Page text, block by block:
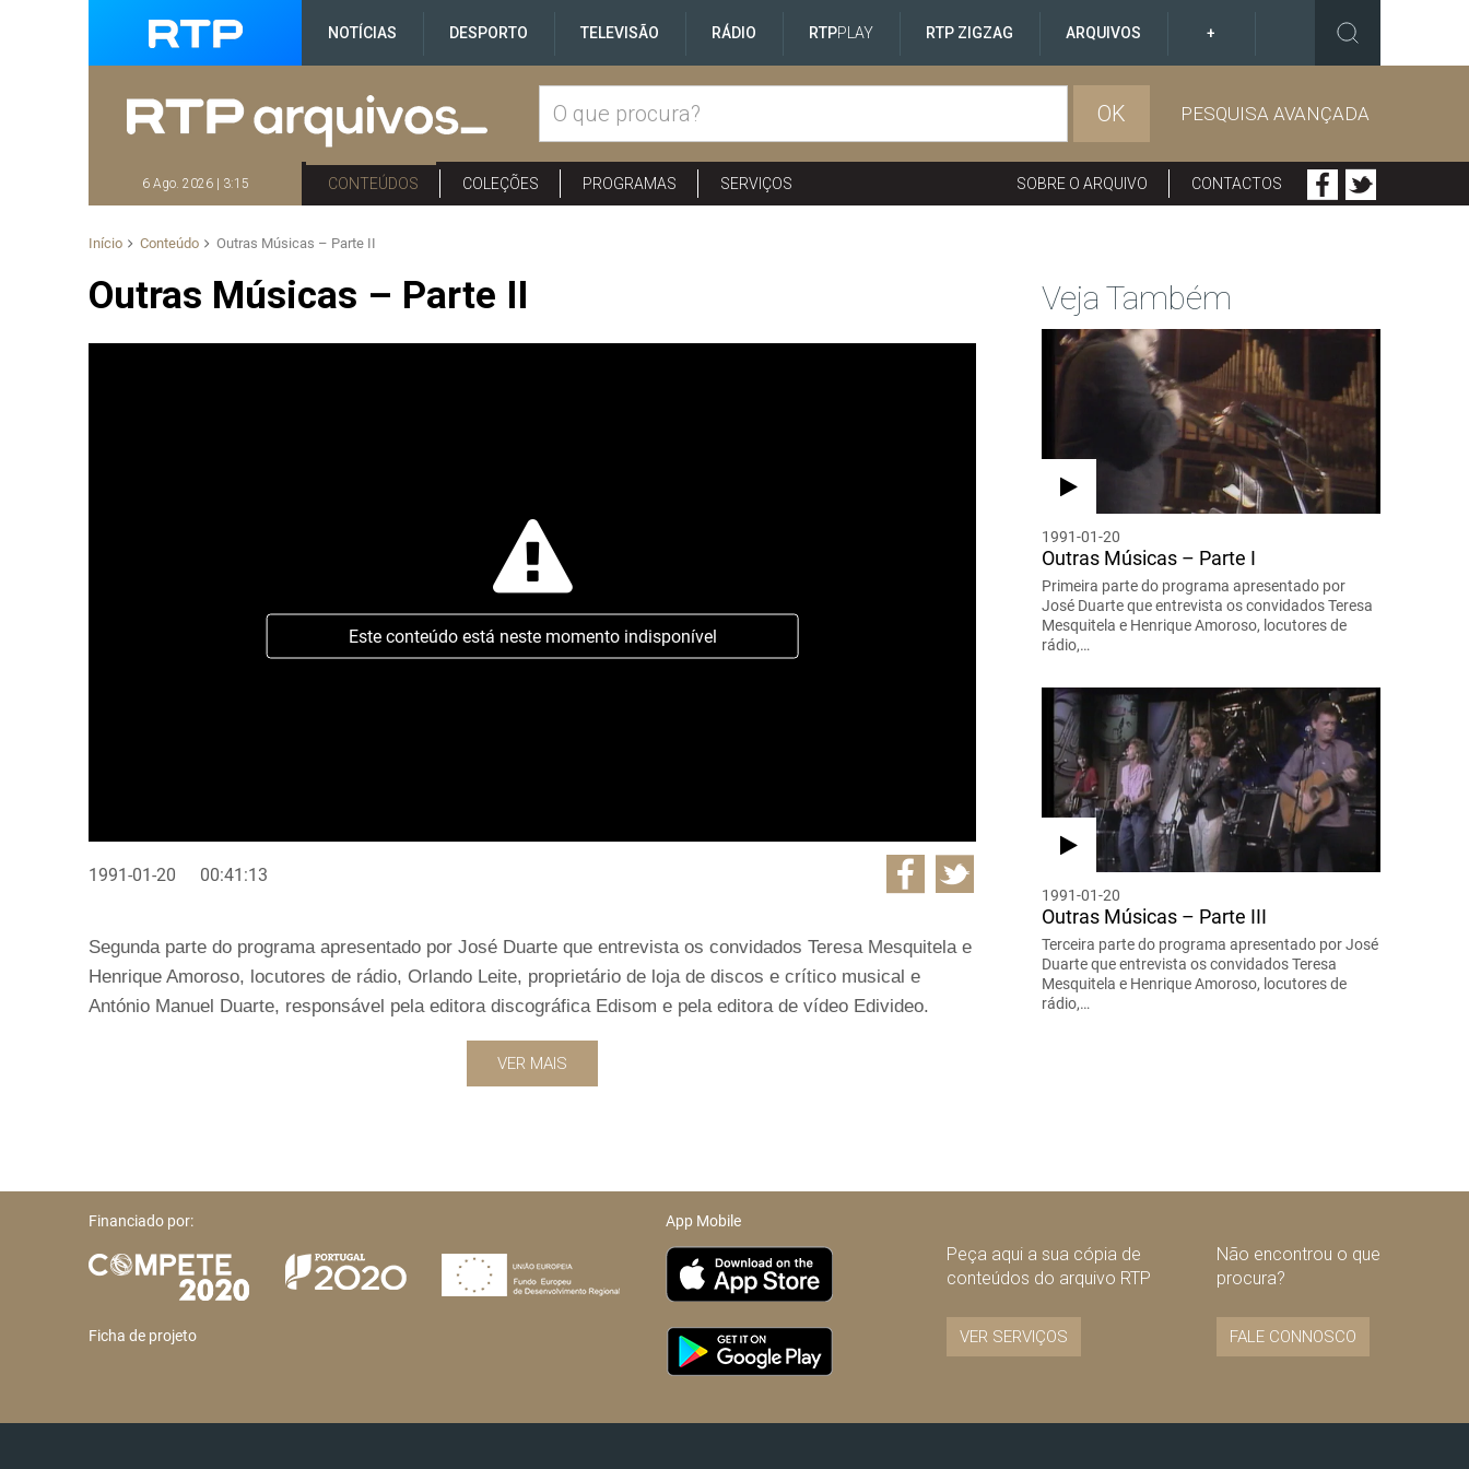
NOTÍCIAS DESPORTO TELEVISÃO RÁDIO RTPPLAY RTP ZIGZAG ARQUIVOS +
OK PESQUISA AVANÇADA
6 Ago. 2026 | 3:15 CONTEÚDOS COLEÇÕES PROGRAMAS SERVIÇOS SOBRE O ARQUIVO CONTACTOS
Início Conteúdo Outras Músicas – Parte II
Outras Músicas – Parte II
Este conteúdo está neste momento indisponível
1991-01-20 00:41:13
Segunda parte do programa apresentado por José Duarte que entrevista os convidados Teresa Mesquitela e
Henrique Amoroso, locutores de rádio, Orlando Leite, proprietário de loja de discos e crítico musical e
António Manuel Duarte, responsável pela editora discográfica Edisom e pela editora de vídeo Edivideo.
VER MAIS
Veja Também
1991-01-20
Outras Músicas – Parte I
Primeira parte do programa apresentado por
José Duarte que entrevista os convidados Teresa
Mesquitela e Henrique Amoroso, locutores de
rádio,…
1991-01-20
Outras Músicas – Parte III
Terceira parte do programa apresentado por José
Duarte que entrevista os convidados Teresa
Mesquitela e Henrique Amoroso, locutores de
rádio,…
Financiado por:
Ficha de projeto
App Mobile
Peça aqui a sua cópia de
conteúdos do arquivo RTP
VER SERVIÇOS
Não encontrou o que
procura?
FALE CONNOSCO